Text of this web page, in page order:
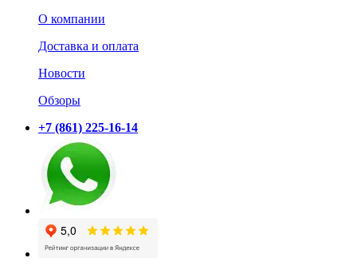
О компании
Доставка и оплата
Новости
Обзоры
+7 (861) 225-16-14